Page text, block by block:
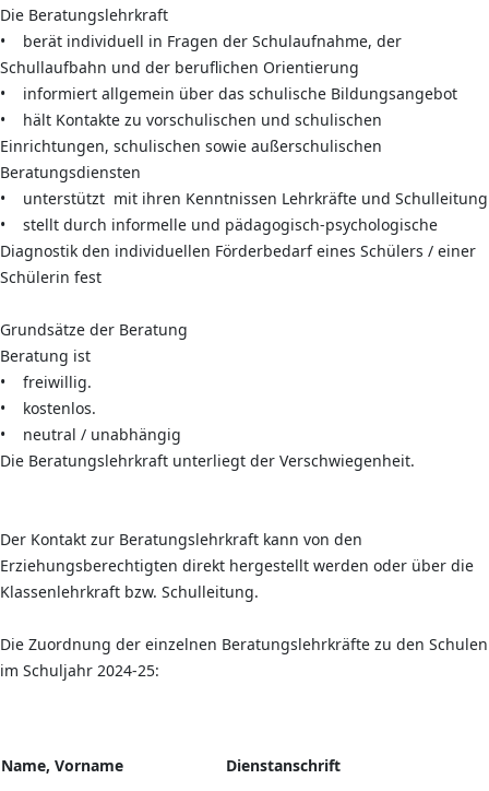
Die Beratungslehrkraft
• berät individuell in Fragen der Schulaufnahme, der
Schullaufbahn und der beruflichen Orientierung
• informiert allgemein über das schulische Bildungsangebot
• hält Kontakte zu vorschulischen und schulischen
Einrichtungen, schulischen sowie außerschulischen
Beratungsdiensten
• unterstützt mit ihren Kenntnissen Lehrkräfte und Schulleitung
• stellt durch informelle und pädagogisch-psychologische
Diagnostik den individuellen Förderbedarf eines Schülers / einer
Schülerin fest
Grundsätze der Beratung
Beratung ist
• freiwillig.
• kostenlos.
• neutral / unabhängig
Die Beratungslehrkraft unterliegt der Verschwiegenheit.
Der Kontakt zur Beratungslehrkraft kann von den
Erziehungsberechtigten direkt hergestellt werden oder über die
Klassenlehrkraft bzw. Schulleitung.
Die Zuordnung der einzelnen Beratungslehrkräfte zu den Schulen
im Schuljahr 2024-25:
Name, Vorname Dienstanschrift